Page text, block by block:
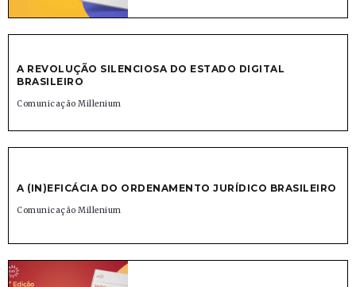
A REVOLUÇÃO SILENCIOSA DO ESTADO DIGITAL
BRASILEIRO
Comunicação Millenium
A (IN)EFICÁCIA DO ORDENAMENTO JURÍDICO BRASILEIRO
Comunicação Millenium